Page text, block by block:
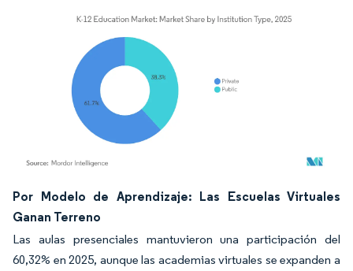
Imagen © Mordor Intelligence. El uso requiere atribución según CC BY 4.0.
Por Modelo de Aprendizaje: Las Escuelas Virtuales
Ganan Terreno
Las aulas presenciales mantuvieron una participación del
60,32% en 2025, aunque las academias virtuales se expanden a